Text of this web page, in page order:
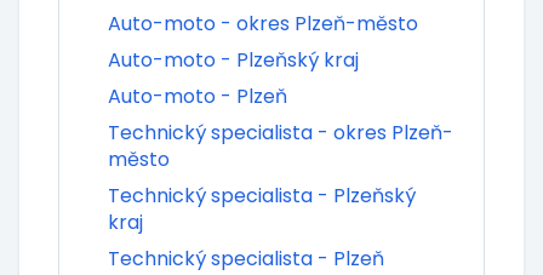
Auto-moto - okres Plzeň-město
Auto-moto - Plzeňský kraj
Auto-moto - Plzeň
Technický specialista - okres Plzeň-
město
Technický specialista - Plzeňský
kraj
Technický specialista - Plzeň